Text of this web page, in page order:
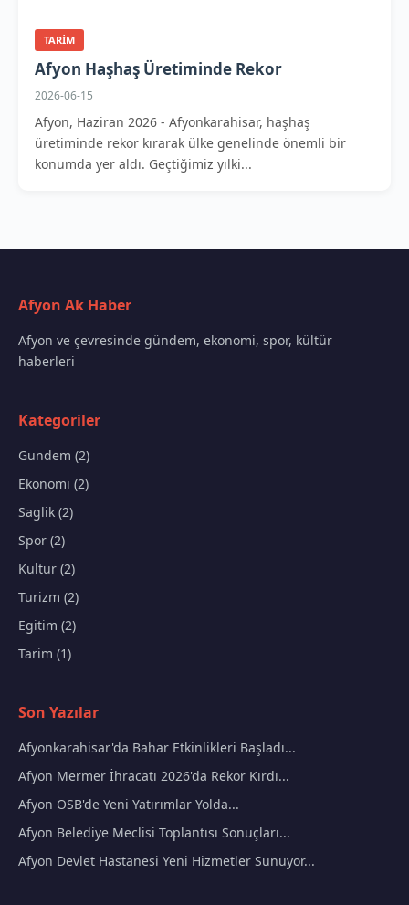
TARIM
Afyon Haşhaş Üretiminde Rekor
2026-06-15
Afyon, Haziran 2026 - Afyonkarahisar, haşhaş
üretiminde rekor kırarak ülke genelinde önemli bir
konumda yer aldı. Geçtiğimiz yılki...
Afyon Ak Haber
Afyon ve çevresinde gündem, ekonomi, spor, kültür
haberleri
Kategoriler
Gundem (2)
Ekonomi (2)
Saglik (2)
Spor (2)
Kultur (2)
Turizm (2)
Egitim (2)
Tarim (1)
Son Yazılar
Afyonkarahisar'da Bahar Etkinlikleri Başladı...
Afyon Mermer İhracatı 2026'da Rekor Kırdı...
Afyon OSB'de Yeni Yatırımlar Yolda...
Afyon Belediye Meclisi Toplantısı Sonuçları...
Afyon Devlet Hastanesi Yeni Hizmetler Sunuyor...